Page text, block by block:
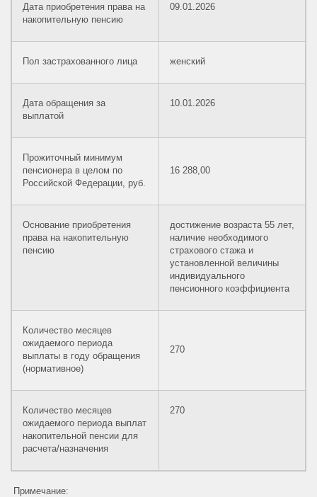
Дата приобретения права на
накопительную пенсию
09.01.2026
Пол застрахованного лица женский
Дата обращения за
выплатой
10.01.2026
Прожиточный минимум
пенсионера в целом по
Российской Федерации, руб.
16 288,00
Основание приобретения
права на накопительную
пенсию
достижение возраста 55 лет,
наличие необходимого
страхового стажа и
установленной величины
индивидуального
пенсионного коэффициента
Количество месяцев
ожидаемого периода
выплаты в году обращения
(нормативное)
270
Количество месяцев
ожидаемого периода выплат
накопительной пенсии для
расчета/назначения
270
Примечание: